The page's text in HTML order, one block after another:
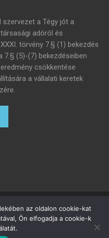
szervezet a Tégy jót a
adóról és
törvény 7.§ (1) bekezdés
7.§ (5)-(7) bekezdéseiben
csökkentése
a vállalati keretek
Adóigazolás igénylése
az oldalon cookie-kat
Ön elfogadja a cookie-k